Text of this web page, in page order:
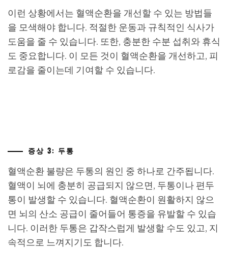
이런 상황에서는 혈액순환을 개선할 수 있는 방법들
을 모색해야 합니다. 적절한 운동과 규칙적인 식사가
도움을 줄 수 있습니다. 또한, 충분한 수분 섭취와 휴식
도 중요합니다. 이 모든 것이 혈액순환을 개선하고, 피
로감을 줄이는데 기여할 수 있습니다.
증상 3: 두통
혈액순환 불량은 두통의 원인 중 하나로 간주됩니다.
혈액이 뇌에 충분히 공급되지 않으면, 두통이나 편두
통이 발생할 수 있습니다. 혈액순환이 원활하지 않으
면 뇌의 산소 공급이 줄어들어 통증을 유발할 수 있습
니다. 이러한 두통은 갑작스럽게 발생할 수도 있고, 지
속적으로 느껴지기도 합니다.